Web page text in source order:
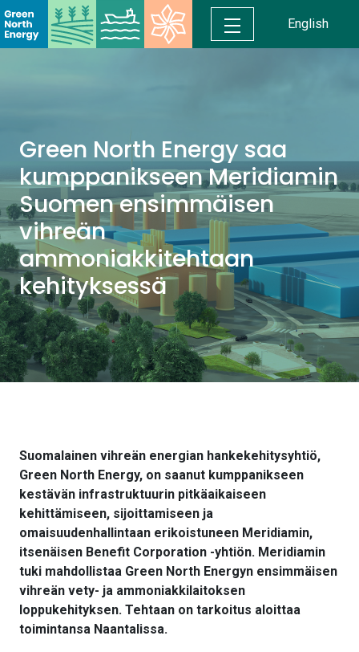
English
Green North Energy saa
kumppanikseen Meridiamin
Suomen ensimmäisen
vihreän
ammoniakkitehtaan
kehityksessä
Suomalainen vihreän energian hankekehitysyhtiö,
Green North Energy, on saanut kumppanikseen
kestävän infrastruktuurin pitkäaikaiseen
kehittämiseen, sijoittamiseen ja
omaisuudenhallintaan erikoistuneen Meridiamin,
itsenäisen Benefit Corporation -yhtiön. Meridiamin
tuki mahdollistaa Green North Energyn ensimmäisen
vihreän vety- ja ammoniakkilaitoksen
loppukehityksen. Tehtaan on tarkoitus aloittaa
toimintansa Naantalissa.